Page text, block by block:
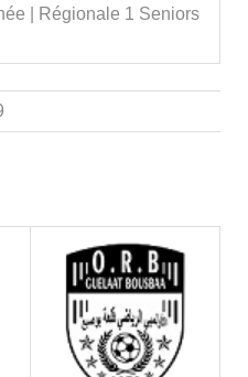
| Régionale 1 Seniors